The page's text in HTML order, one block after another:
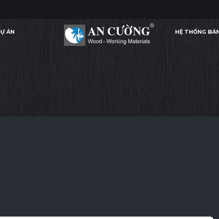
ÁN HỆ THỐNG
MELAMINE
SMOOTH WHITE SMOOTH WHITE SMOOTH WHITE